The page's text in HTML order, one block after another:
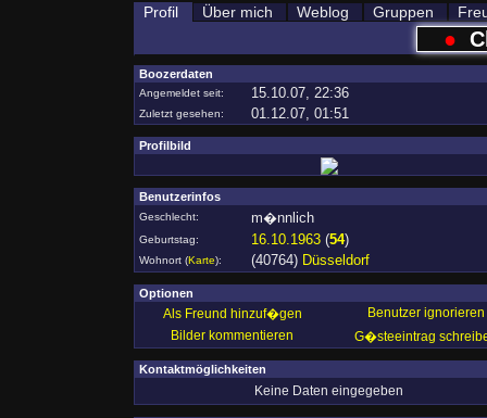
Profil Über mich Weblog Gruppen
●
Boozerdaten
Angemeldet seit: 15.10.07, 22:36
Zuletzt gesehen: 01.12.07, 01:51
Profilbild
Benutzerinfos
Geschlecht: m�nnlich
Geburtstag: 16.10.1963 (54)
Wohnort (Karte): (40764) Düsseldorf
Optionen
Als Freund hinzuf�gen
Benutzer ignorieren
Bilder kommentieren
G�steeintrag
Kontaktmöglichkeiten
Keine Daten eingegeben